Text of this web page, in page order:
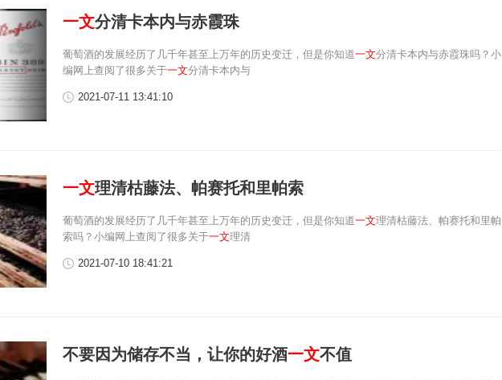
一文分清卡本内与赤霞珠
葡萄酒的发展经历了几千年甚至上万年的历史变迁，但是你知道一文分清卡本内与赤霞珠吗？小
编网上查阅了很多关于一文分清卡本内与
2021-07-11 13:41:10
一文理清枯藤法、帕赛托和里帕索
葡萄酒的发展经历了几千年甚至上万年的历史变迁，但是你知道一文理清枯藤法、帕赛托和里帕
索吗？小编网上查阅了很多关于一文理清
2021-07-10 18:41:21
不要因为储存不当，让你的好酒一文不值